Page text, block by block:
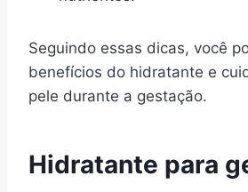
Seguindo essas dicas, você
benefícios do hidratante e
pele durante a gestação.
Hidratante para